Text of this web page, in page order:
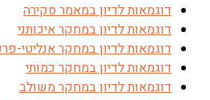
דוגמאות לדיון במאמר סקירה
דוגמאות לדיון במחקר איכותני
דוגמאות לדיון במחקר אנליטי-
דוגמאות לדיון במחקר כמותי
דוגמאות לדיון במחקר משולב